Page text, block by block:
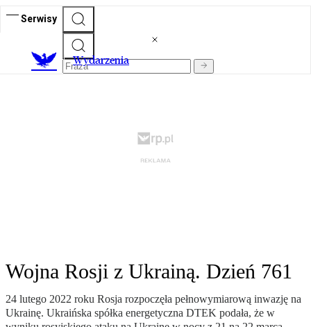
Serwisy
Wydarzenia
Wojna Rosji z Ukrainą. Dzień 761
24 lutego 2022 roku Rosja rozpoczęła pełnowymiarową inwazję na
Ukrainę. Ukraińska spółka energetyczna DTEK podała, że w